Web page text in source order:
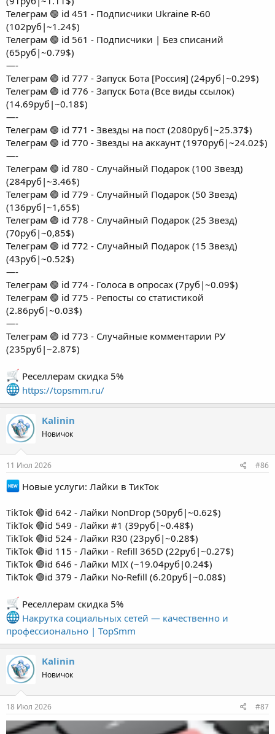
Телеграм 🟢 id 451 - Подписчики Ukraine R-60
(102руб|~1.24$)
Телеграм 🟢 id 561 - Подписчики | Без списаний
(65руб|~0.79$)
—-
Телеграм 🟢 id 777 - Запуск Бота [Россия] (24руб|~0.29$)
Телеграм 🟢 id 776 - Запуск Бота (Все виды ссылок)
(14.69руб|~0.18$)
—-
Телеграм 🟢 id 771 - Звезды на пост (2080руб|~25.37$)
Телеграм 🟢 id 770 - Звезды на аккаунт (1970руб|~24.02$)
—-
Телеграм 🟢 id 780 - Случайный Подарок (100 Звезд)
(284руб|~3.46$)
Телеграм 🟢 id 779 - Случайный Подарок (50 Звезд)
(136руб|~1,65$)
Телеграм 🟢 id 778 - Случайный Подарок (25 Звезд)
(70руб|~0,85$)
Телеграм 🟢 id 772 - Случайный Подарок (15 Звезд)
(43руб|~0.52$)
—-
Телеграм 🟢 id 774 - Голоса в опросах (7руб|~0.09$)
Телеграм 🟢 id 775 - Репосты со статистикой
(2.86руб|~0.03$)
—-
Телеграм 🟢 id 773 - Случайные комментарии РУ
(235руб|~2.87$)
Реселлерам скидка 5%
https://topsmm.ru/
Kalinin
Новичок
11 Июл 2026 #86
Новые услуги: Лайки в ТикТок
TikTok 🟢id 642 - Лайки NonDrop (50руб|~0.62$)
TikTok 🟢id 549 - Лайки #1 (39руб|~0.48$)
TikTok 🟢id 524 - Лайки R30 (23руб|~0.28$)
TikTok 🟢id 115 - Лайки - Refill 365D (22руб|~0.27$)
TikTok 🟢id 646 - Лайки MIX (~19.04руб|0.24$)
TikTok 🟢id 379 - Лайки No-Refill (6.20руб|~0.08$)
Реселлерам скидка 5%
Накрутка социальных сетей — качественно и
профессионально | TopSmm
Kalinin
Новичок
18 Июл 2026 #87